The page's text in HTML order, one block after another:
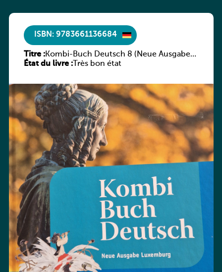
ISBN: 9783661136684
Titre :Kombi-Buch Deutsch 8 (Neue Ausgabe
Luxemburg)
État du livre :Très bon état